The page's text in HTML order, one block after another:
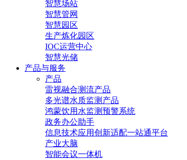
智慧场站
智慧管网
智慧园区
生产炼化园区
IOC运营中心
智慧光储
产品与服务
产品
雷视融合测流产品
多光谱水质监测产品
鸿蒙饮用水监测预警系统
政务办公助手
信息技术应用创新适配一站通平台
产业大脑
智能会议一体机